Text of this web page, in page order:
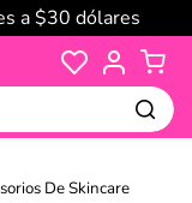
a $30 dólares
De Skincare